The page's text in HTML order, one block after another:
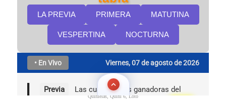
Quinielas, Quini 6, Loto